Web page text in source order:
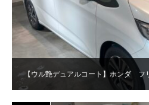
【ウル艶デュアルコート】ホンダ